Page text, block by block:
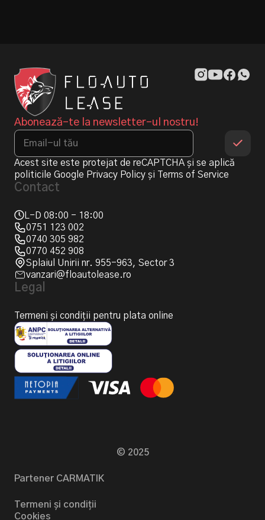
Abonează-te la newsletter-ul nostru!
Acest site este protejat de reCAPTCHA și se aplică
politicile Google Privacy Policy și Terms of Service
Contact
L-D 08:00 - 18:00
0751 123 002
0740 305 982
0770 452 908
Splaiul Unirii nr. 955-963, Sector 3
vanzari@floautolease.ro
Legal
Termeni și condiții pentru plata online
Partener CARMATIK
© 2025
Termeni și condiții
Cookies